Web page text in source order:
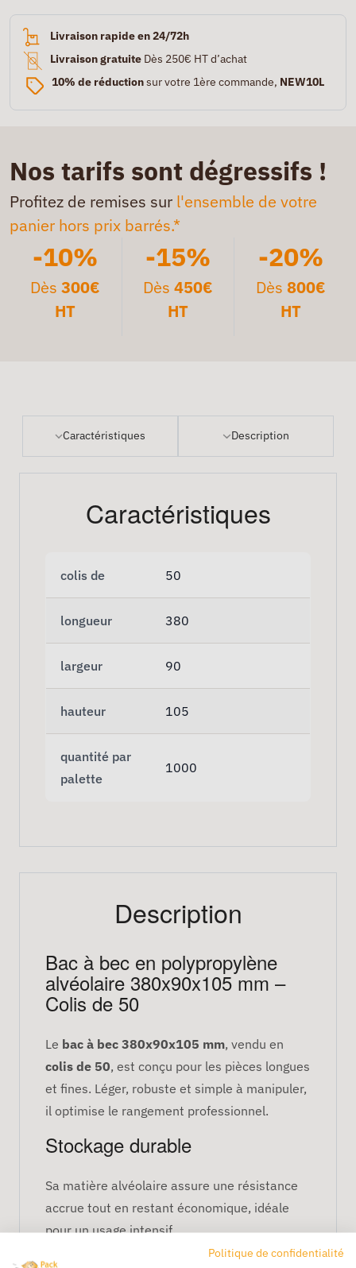
Livraison rapide en 24/72h
Livraison gratuite Dès 250€ HT d’achat
10% de réductionsur votre 1ère commande, NEW10L
Nos tarifs sont dégressifs !
Profitez de remises sur l'ensemble de votre
panier hors prix barrés.*
-10%
Dès300€
HT
-15%
Dès 450€
HT
-20%
Dès 800€
HT
Caractéristiques Description
Caractéristiques
colis de 50
longueur 380
largeur 90
hauteur 105
quantité par
palette
1000
Description
Bac à bec en polypropylène
alvéolaire 380x90x105 mm –
Colis de 50
Le bac à bec 380x90x105 mm, vendu en
colis de 50, est conçu pour les pièces longues
et fines. Léger, robuste et simple à manipuler,
il optimise le rangement professionnel.
Stockage durable
Sa matière alvéolaire assure une résistance
accrue tout en restant économique, idéale
pour un usage intensif.
Politique de confidentialité